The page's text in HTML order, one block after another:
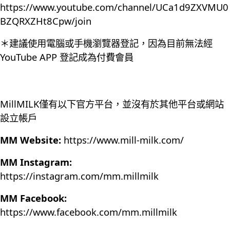
https://www.youtube.com/channel/UCa1d9ZXVMU0
BZQRXZHt8Cpw/join
＊建議使用電腦或手機瀏覽器登記，因為目前無法經
YouTube APP 登記成為付費會員
MillMILK僅有以下官方平台，並沒有於其他平台或網站
設立帳戶
MM Website: https://www.mill-milk.com/
MM Instagram:
https://instagram.com/mm.millmilk
MM Facebook:
https://www.facebook.com/mm.millmilk